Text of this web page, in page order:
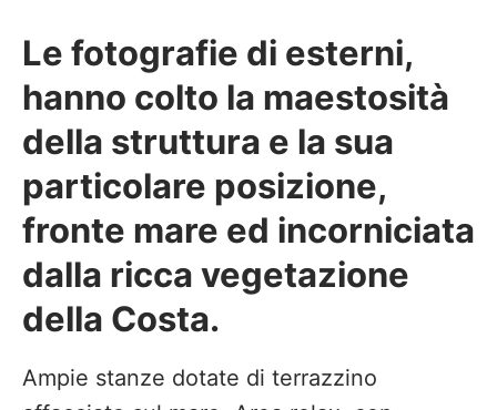
Le fotografie di esterni,
hanno colto la maestosità
della struttura e la sua
particolare posizione,
fronte mare ed incorniciata
dalla ricca vegetazione
della Costa.
Ampie stanze dotate di terrazzino